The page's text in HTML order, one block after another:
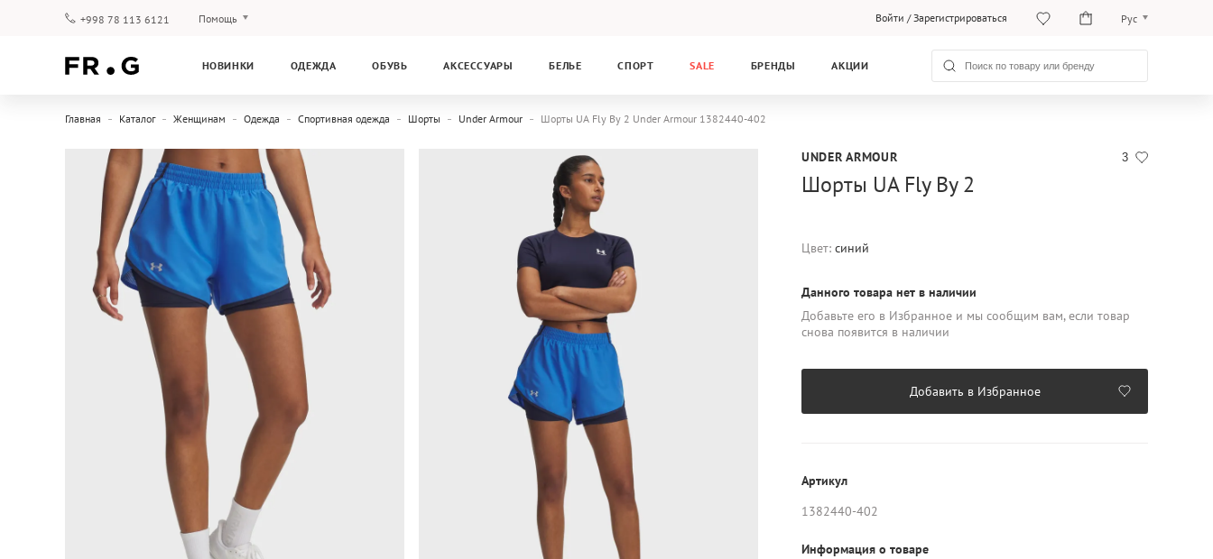
+998 78 113 6121 Помощь Войти /Зарегистрироваться Рус
Рус
НОВИНКИ ОДЕЖДА ОБУВЬ АКСЕССУАРЫ БЕЛЬЕ СПОРТ SALE БРЕНДЫ АКЦИИ
Главная Каталог Женщинам Одежда Спортивная одежда Шорты Under Armour Шорты UA Fly By 2 Under Armour 1382440-402
3
UNDER ARMOUR
Шорты UA Fly By 2
Цвет: синий
Данного товара нет в наличии
Добавьте его в Избранное и мы сообщим вам, если товар
снова появится в наличии
Добавить в Избранное
Артикул
1382440-402
Информация о товаре